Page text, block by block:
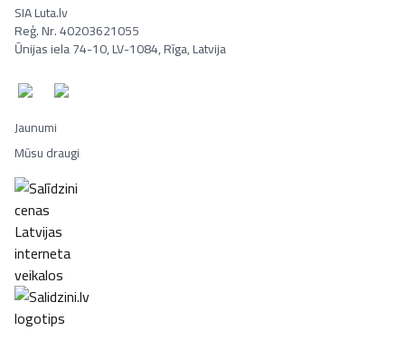
SIA Luta.lv
Reģ. Nr. 40203621055
Ūnijas iela 74-10, LV-1084, Rīga, Latvija
Jaunumi
Mūsu draugi